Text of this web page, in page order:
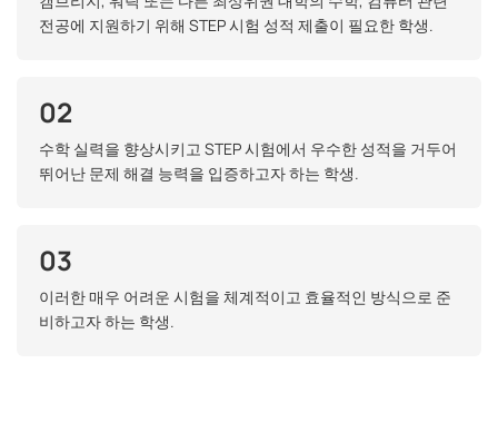
전공에 지원하기 위해 STEP 시험 성적 제출이 필요한 학생.
02
수학 실력을 향상시키고 STEP 시험에서 우수한 성적을 거두어
뛰어난 문제 해결 능력을 입증하고자 하는 학생.
03
이러한 매우 어려운 시험을 체계적이고 효율적인 방식으로 준
비하고자 하는 학생.